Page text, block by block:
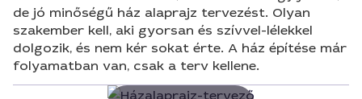
de jó minőségű ház alaprajz tervezést. Olyan
szakember kell, aki gyorsan és szívvel-lélekkel
dolgozik, és nem kér sokat érte. A ház építése már
folyamatban van, csak a terv kellene.